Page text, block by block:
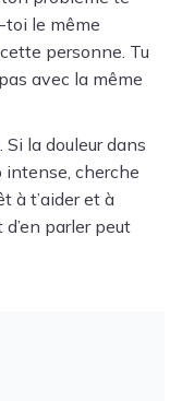
toi le même
personne. Tu
avec la même
. Si la douleur dans
intense, cherche
à t’aider et à
parler peut